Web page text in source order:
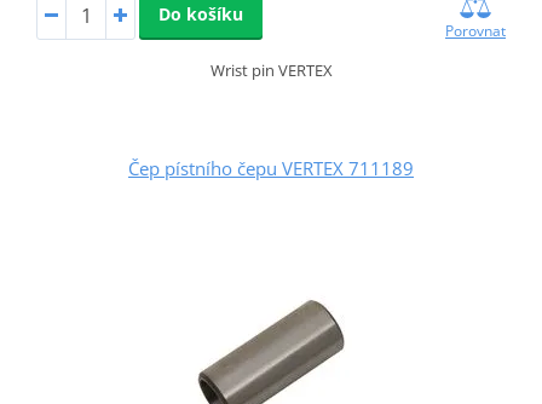
Do košíku
Porovnat
Wrist pin VERTEX
Čep pístního čepu VERTEX 711189